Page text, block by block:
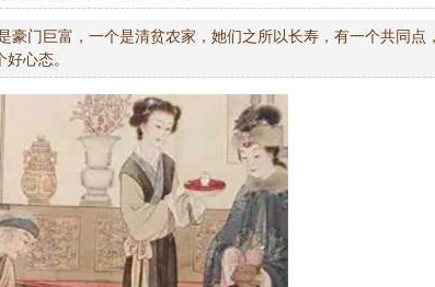
豪门巨富，一个是清贫农家，她们之所以长寿，有一个共同点
心态。